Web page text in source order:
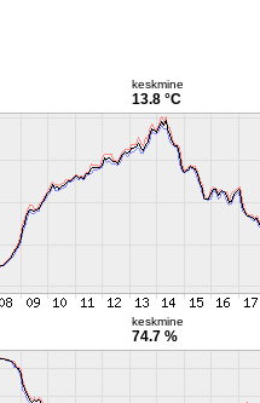
keskmine
13.8 °C
keskmine
74.7 %